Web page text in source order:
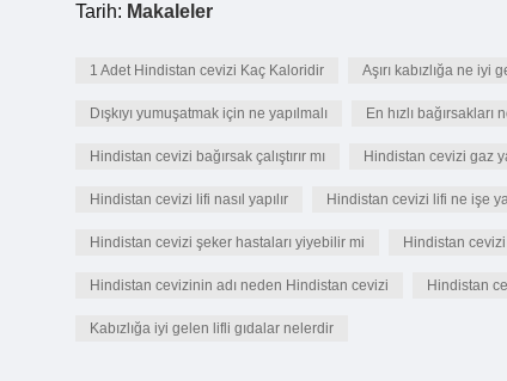
Tarih: Makaleler
1 Adet Hindistan cevizi Kaç Kaloridir Aşırı kabızlığa ne iyi
Dışkıyı yumuşatmak için ne yapılmalı En hızlı bağırsakları
Hindistan cevizi bağırsak çalıştırır mı Hindistan cevizi gaz
Hindistan cevizi lifi nasıl yapılır Hindistan cevizi lifi ne işe
Hindistan cevizi şeker hastaları yiyebilir mi Hindistan
Hindistan cevizinin adı neden Hindistan cevizi Hindistan
Kabızlığa iyi gelen lifli gıdalar nelerdir